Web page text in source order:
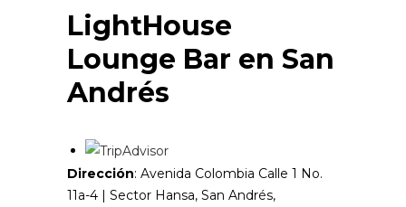
LightHouse
Lounge Bar en San
Andrés
Dirección: Avenida Colombia Calle 1 No.
11a-4 | Sector Hansa, San Andrés,